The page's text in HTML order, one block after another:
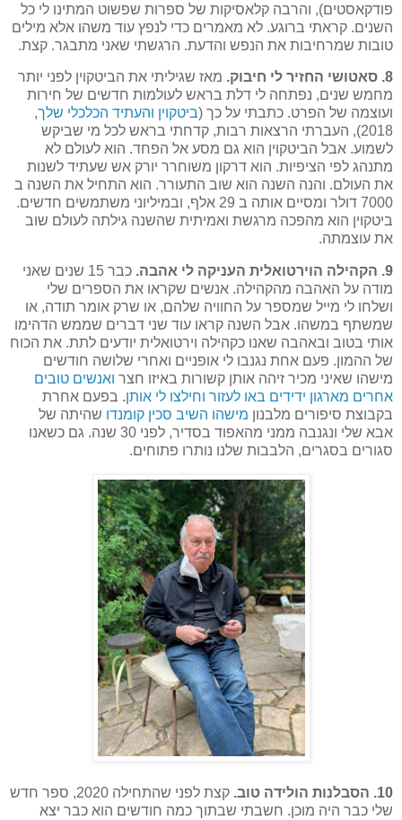
פודקאסטים), והרבה קלאסיקות של ספרות שפשוט המתינו לי כל
השנים. קראתי ברוגע. לא מאמרים כדי לנפץ עוד משהו אלא מילים
טובות שמרחיבות את הנפש והדעת. הרגשתי שאני מתבגר. קצת.
8. סאטושי החזיר לי חיבוק.
מאז שגיליתי את הביטקוין לפני יותר
מחמש שנים, נפתחה לי דלת בראש לעולמות חדשים של חירות
ועוצמה של הפרט. כתבתי על כך (ביטקוין והעתיד הכלכלי שלך,
2018), העברתי הרצאות רבות, קדחתי בראש לכל מי שביקש
לשמוע. אבל הביטקוין הוא גם מסע אל הפחד. הוא לעולם לא
מתנהג לפי הציפיות. הוא דרקון משוחרר יורק אש שעתיד לשנות
את העולם. והנה השנה הוא שוב התעורר. הוא התחיל את השנה ב
7000 דולר ומסיים אותה ב 29 אלף, ובמיליוני משתמשים חדשים.
ביטקוין הוא מהפכה מרגשת ואמיתית שהשנה גילתה לעולם שוב
את עוצמתה.
9. הקהילה הוירטואלית העניקה לי אהבה.
כבר 15 שנים שאני
מודה על האהבה מהקהילה. אנשים שקראו את הספרים שלי
ושלחו לי מייל שמספר על החוויה שלהם, או שרק אומר תודה, או
שמשתף במשהו. אבל השנה קראו עוד שני דברים שממש הדהימו
אותי בטוב ובאהבה שאנו כקהילה וירטואלית יודעים לתת. את הכוח
של ההמון. פעם אחת נגנבו לי אופניים ואחרי שלושה חודשים
מישהו שאיני מכיר זיהה אותן קשורות באיזו חצר ואנשים טובים
אחרים מארגון ידידים באו לעזור וחילצו לי אותן. בפעם אחרת
בקבוצת סיפורים מלבנון מישהו השיב סכין קומנדו שהיתה של
אבא שלי ונגנבה ממני מהאפוד בסדיר, לפני 30 שנה. גם כשאנו
סגורים בסגרים, הלבבות שלנו נותרו פתוחים.
10. הסבלנות הולידה טוב.
קצת לפני שהתחילה 2020, ספר חדש
שלי כבר היה מוכן. חשבתי שבתוך כמה חודשים הוא כבר יצא